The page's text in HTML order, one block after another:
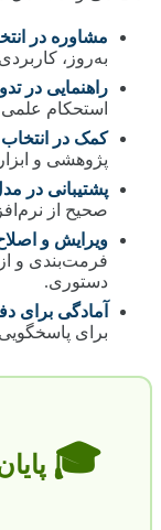
مشاوره در
به‌روز،
راهنمایی در
استحکام علمی
کمک در
پژوهشی و
پشتیبانی در
صحیح از
ویرایش و
فرمت‌بندی و
دستوری.
آمادگی برای
برای
🎓